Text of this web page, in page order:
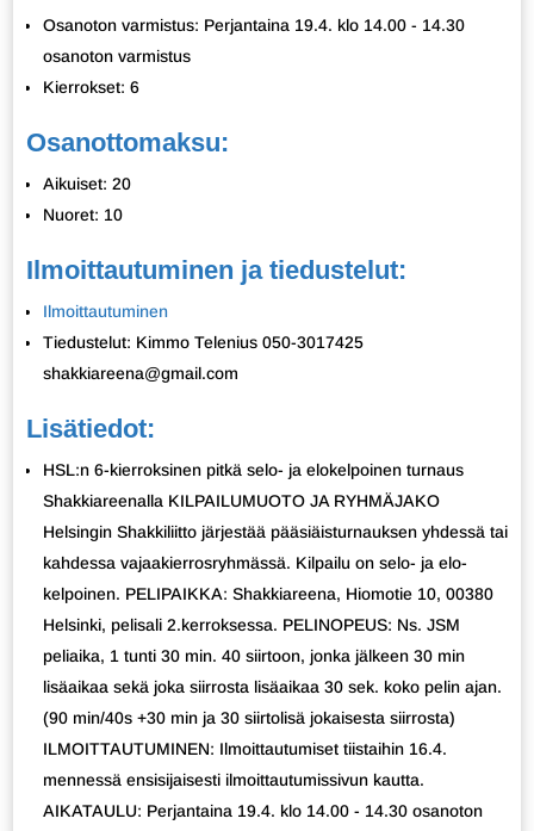
Osanoton varmistus: Perjantaina 19.4. klo 14.00 - 14.30
osanoton varmistus
Kierrokset: 6
Osanottomaksu:
Aikuiset: 20
Nuoret: 10
Ilmoittautuminen ja tiedustelut:
Ilmoittautuminen
Tiedustelut: Kimmo Telenius 050-3017425
shakkiareena@gmail.com
Lisätiedot:
HSL:n 6-kierroksinen pitkä selo- ja elokelpoinen turnaus
Shakkiareenalla KILPAILUMUOTO JA RYHMÄJAKO
Helsingin Shakkiliitto järjestää pääsiäisturnauksen yhdessä tai
kahdessa vajaakierrosryhmässä. Kilpailu on selo- ja elo-
kelpoinen. PELIPAIKKA: Shakkiareena, Hiomotie 10, 00380
Helsinki, pelisali 2.kerroksessa. PELINOPEUS: Ns. JSM
peliaika, 1 tunti 30 min. 40 siirtoon, jonka jälkeen 30 min
lisäaikaa sekä joka siirrosta lisäaikaa 30 sek. koko pelin ajan.
(90 min/40s +30 min ja 30 siirtolisä jokaisesta siirrosta)
ILMOITTAUTUMINEN: Ilmoittautumiset tiistaihin 16.4.
mennessä ensisijaisesti ilmoittautumissivun kautta.
AIKATAULU: Perjantaina 19.4. klo 14.00 - 14.30 osanoton